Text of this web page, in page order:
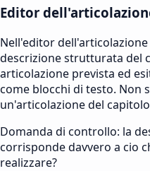
Editor
Nell'editor
descrizione strutturata del
articolazione prevista ed
come blocchi di testo. Non
un'articolazione del
Domanda di controllo: la
corrisponde davvero a cio
realizzare?